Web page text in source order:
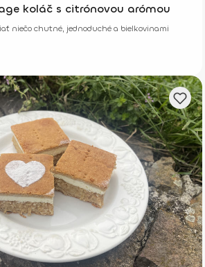
koláč s citrónovou arómou
niečo chutné, jednoduché a bielkovinami